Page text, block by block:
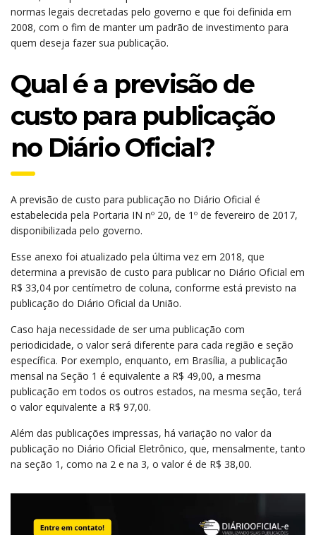
normas legais decretadas pelo governo e que foi definida em
2008, com o fim de manter um padrão de investimento para
quem deseja fazer sua publicação.
Qual é a previsão de
custo para publicação
no Diário Oficial?
A previsão de custo para publicação no Diário Oficial é
estabelecida pela Portaria IN nº 20, de 1º de fevereiro de 2017,
disponibilizada pelo governo.
Esse anexo foi atualizado pela última vez em 2018, que
determina a previsão de custo para publicar no Diário Oficial em
R$ 33,04 por centímetro de coluna, conforme está previsto na
publicação do Diário Oficial da União.
Caso haja necessidade de ser uma publicação com
periodicidade, o valor será diferente para cada região e seção
específica. Por exemplo, enquanto, em Brasília, a publicação
mensal na Seção 1 é equivalente a R$ 49,00, a mesma
publicação em todos os outros estados, na mesma seção, terá
o valor equivalente a R$ 97,00.
Além das publicações impressas, há variação no valor da
publicação no Diário Oficial Eletrônico, que, mensalmente, tanto
na seção 1, como na 2 e na 3, o valor é de R$ 38,00.